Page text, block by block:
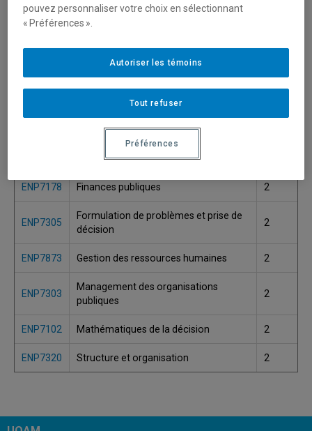
Comptabilité, outil de prise de décision
Droit administratif
Droit municipal
ENP7178 Finances publiques 2
ENP7305
Formulation de problèmes et prise de
décision
2
ENP7873 Gestion des ressources humaines 2
ENP7303
Management des organisations
publiques
2
ENP7102 Mathématiques de la décision 2
ENP7320 Structure et organisation 2
pouvez personnaliser votre choix en sélectionnant
« Préférences ».
Tout refuser
Autoriser les témoins
Préférences